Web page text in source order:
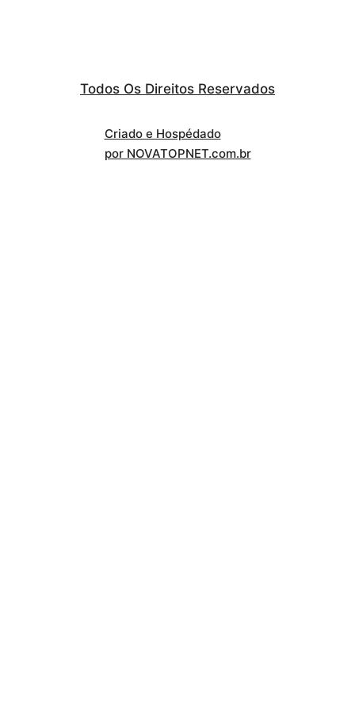
Todos Os Direitos Reservados
Criado e Hospédado
por NOVATOPNET.com.br